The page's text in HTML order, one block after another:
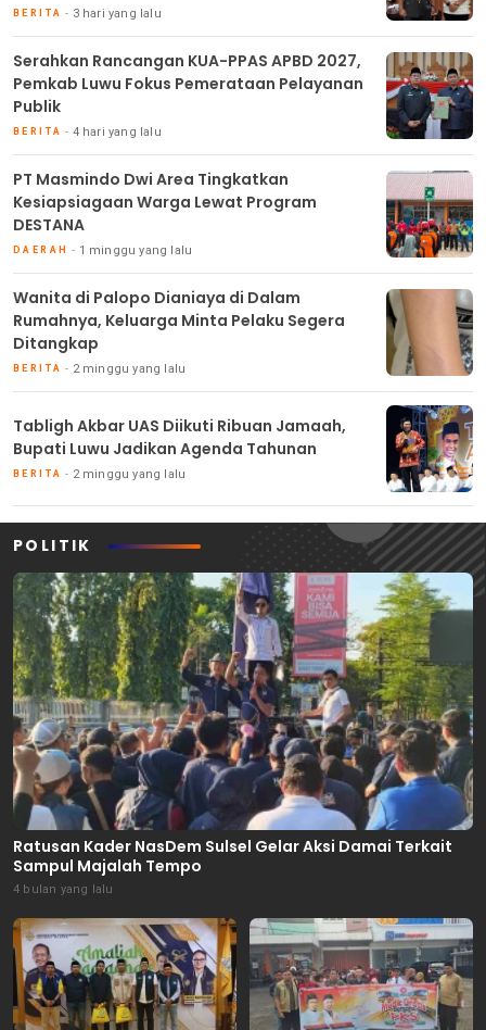
BERITA 3 hari yang lalu
Serahkan Rancangan KUA-PPAS APBD 2027,
Pemkab Luwu Fokus Pemerataan Pelayanan
Publik
BERITA 4 hari yang lalu
PT Masmindo Dwi Area Tingkatkan
Kesiapsiagaan Warga Lewat Program
DESTANA
DAERAH 1 minggu yang lalu
Wanita di Palopo Dianiaya di Dalam
Rumahnya, Keluarga Minta Pelaku Segera
Ditangkap
BERITA 2 minggu yang lalu
Tabligh Akbar UAS Diikuti Ribuan Jamaah,
Bupati Luwu Jadikan Agenda Tahunan
BERITA 2 minggu yang lalu
POLITIK
Ratusan Kader NasDem Sulsel Gelar Aksi Damai Terkait
Sampul Majalah Tempo
4 bulan yang lalu